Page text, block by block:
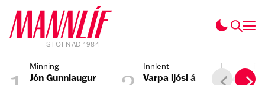
STOFNAÐ 1984
Minning
Jón Gunnlaugur
Innlent
Varpa ljósi á